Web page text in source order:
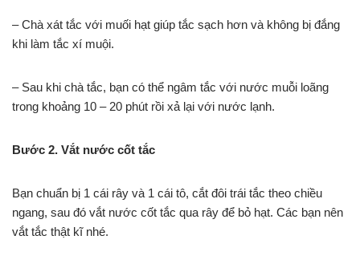
– Chà xát tắc với muối hạt giúp tắc sạch hơn và không bị đắng
khi làm tắc xí muội.
– Sau khi chà tắc, bạn có thể ngâm tắc với nước muỗi loãng
trong khoảng 10 – 20 phút rồi xả lại với nước lạnh.
Bước 2. Vắt nước cốt tắc
Bạn chuẩn bị 1 cái rây và 1 cái tô, cắt đôi trái tắc theo chiều
ngang, sau đó vắt nước cốt tắc qua rây để bỏ hạt. Các bạn nên
vắt tắc thật kĩ nhé.